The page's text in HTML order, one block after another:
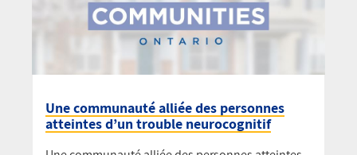
Une communauté alliée des personnes
atteintes d’un trouble neurocognitif